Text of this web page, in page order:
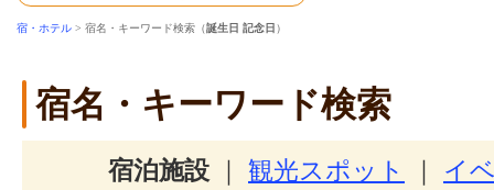
宿・ホテル > 宿名・キーワード検索（誕生日 記念日 ）
宿名・キーワード検索
宿泊施設 観光スポット イ